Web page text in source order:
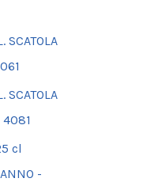
SCATOLA
SCATOLA
4081
cl
-